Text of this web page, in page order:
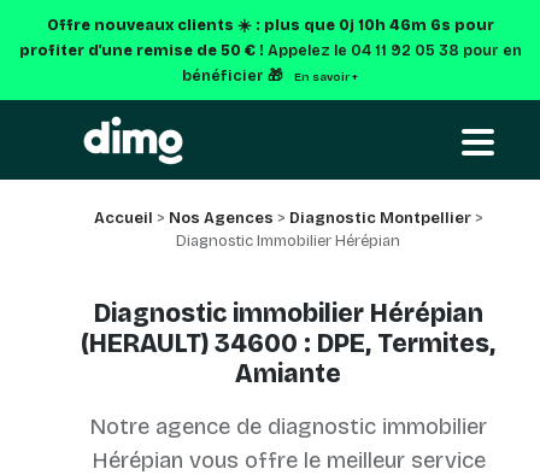
Offre nouveaux clients ☀️ : plus que 0j 10h 46m 6s pour
profiter d'une remise de 50 € ! Appelez le 04 11 92 05 38 pour en
bénéficier 🎁
En savoir +
Accueil > Nos Agences > Diagnostic Montpellier>
Diagnostic Immobilier Hérépian
Diagnostic immobilier Hérépian
(HERAULT) 34600 : DPE, Termites,
Amiante
Notre agence de diagnostic immobilier
Hérépian vous offre le meilleur service